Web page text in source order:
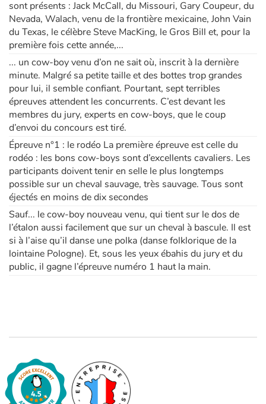
Blog
Actualités
Par thématique
Rencontres et témoignages
Contes d'ici et d'ailleurs
Autour de la lecture
Apprendre à lire
Livre audio
Activités et ateliers
Les plus lus
sont présents : Jack McCall, du Missouri, Gary Coupeur, du
Nevada, Walach, venu de la frontière mexicaine, John Vain
du Texas, le célèbre Steve MacKing, le Gros Bill et, pour la
première fois cette année,...
... un cow-boy venu d’on ne sait où, inscrit à la dernière
minute. Malgré sa petite taille et des bottes trop grandes
pour lui, il semble confiant. Pourtant, sept terribles
épreuves attendent les concurrents. C’est devant les
membres du jury, experts en cow-boys, que le coup
d’envoi du concours est tiré.
Épreuve n°1 : le rodéo La première épreuve est celle du
rodéo : les bons cow-boys sont d’excellents cavaliers. Les
participants doivent tenir en selle le plus longtemps
possible sur un cheval sauvage, très sauvage. Tous sont
éjectés en moins de dix secondes
Sauf... le cow-boy nouveau venu, qui tient sur le dos de
l’étalon aussi facilement que sur un cheval à bascule. Il est
si à l’aise qu’il danse une polka (danse folklorique de la
lointaine Pologne). Et, sous les yeux ébahis du jury et du
public, il gagne l’épreuve numéro 1 haut la main.